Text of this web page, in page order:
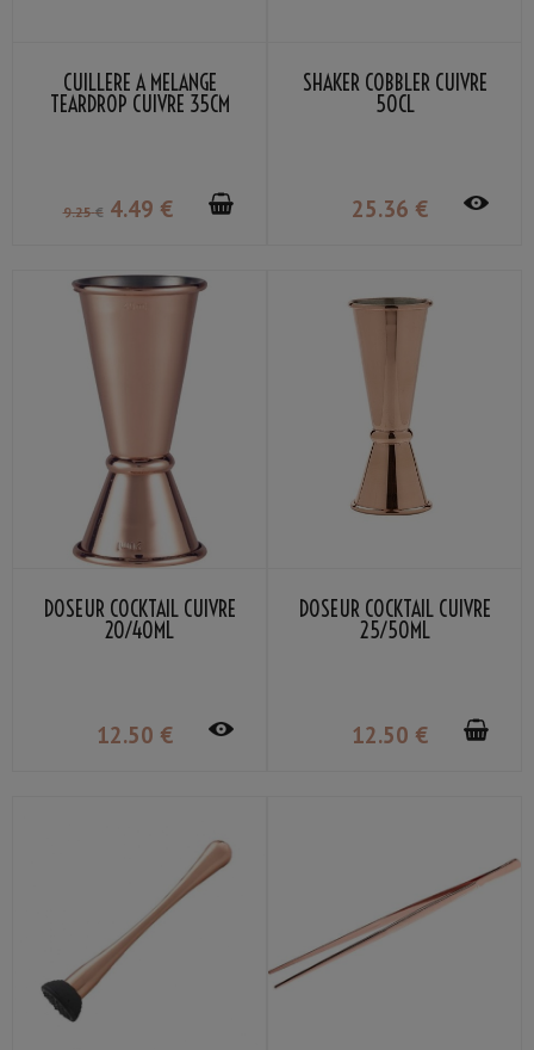
CUILLÈRE À MÉLANGE
TEARDROP CUIVRE 35CM
9.25 € 4.49 €
SHAKER COBBLER CUIVRE
50CL
25.36 €
DOSEUR COCKTAIL CUIVRE
20/40ML
12.50 €
DOSEUR COCKTAIL CUIVRE
25/50ML
12.50 €